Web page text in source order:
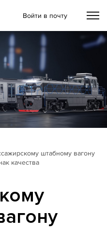
Войти в почту
штабному вагону
качества